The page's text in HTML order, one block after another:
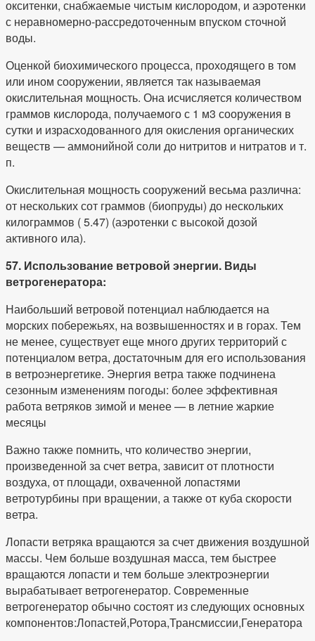
окситенки, снабжаемые чистым кислородом, и аэротенки
с неравномерно-рассредоточенным впуском сточной
воды.
Оценкой биохимического процесса, проходящего в том
или ином сооружении, является так называемая
окислительная мощность. Она исчисляется количеством
граммов кислорода, получаемого с 1 м3 сооружения в
сутки и израсходованного для окисления органических
веществ — аммонийной соли до нитритов и нитратов и т.
п.
Окислительная мощность сооружений весьма различна:
от нескольких сот граммов (биопруды) до нескольких
килограммов ( 5.47) (аэротенки с высокой дозой
активного ила).
57. Использование ветровой энергии. Виды
ветрогенератора:
Наибольший ветровой потенциал наблюдается на
морских побережьях, на возвышенностях и в горах. Тем
не менее, существует еще много других территорий с
потенциалом ветра, достаточным для его использования
в ветроэнергетике. Энергия ветра также подчинена
сезонным изменениям погоды: более эффективная
работа ветряков зимой и менее — в летние жаркие
месяцы
Важно также помнить, что количество энергии,
произведенной за счет ветра, зависит от плотности
воздуха, от площади, охваченной лопастями
ветротурбины при вращении, а также от куба скорости
ветра.
Лопасти ветряка вращаются за счет движения воздушной
массы. Чем больше воздушная масса, тем быстрее
вращаются лопасти и тем больше электроэнергии
вырабатывает ветрогенератор. Современные
ветрогенератор обычно состоят из следующих основных
компонентов:Лопастей,Ротора,Трансмиссии,Генератора